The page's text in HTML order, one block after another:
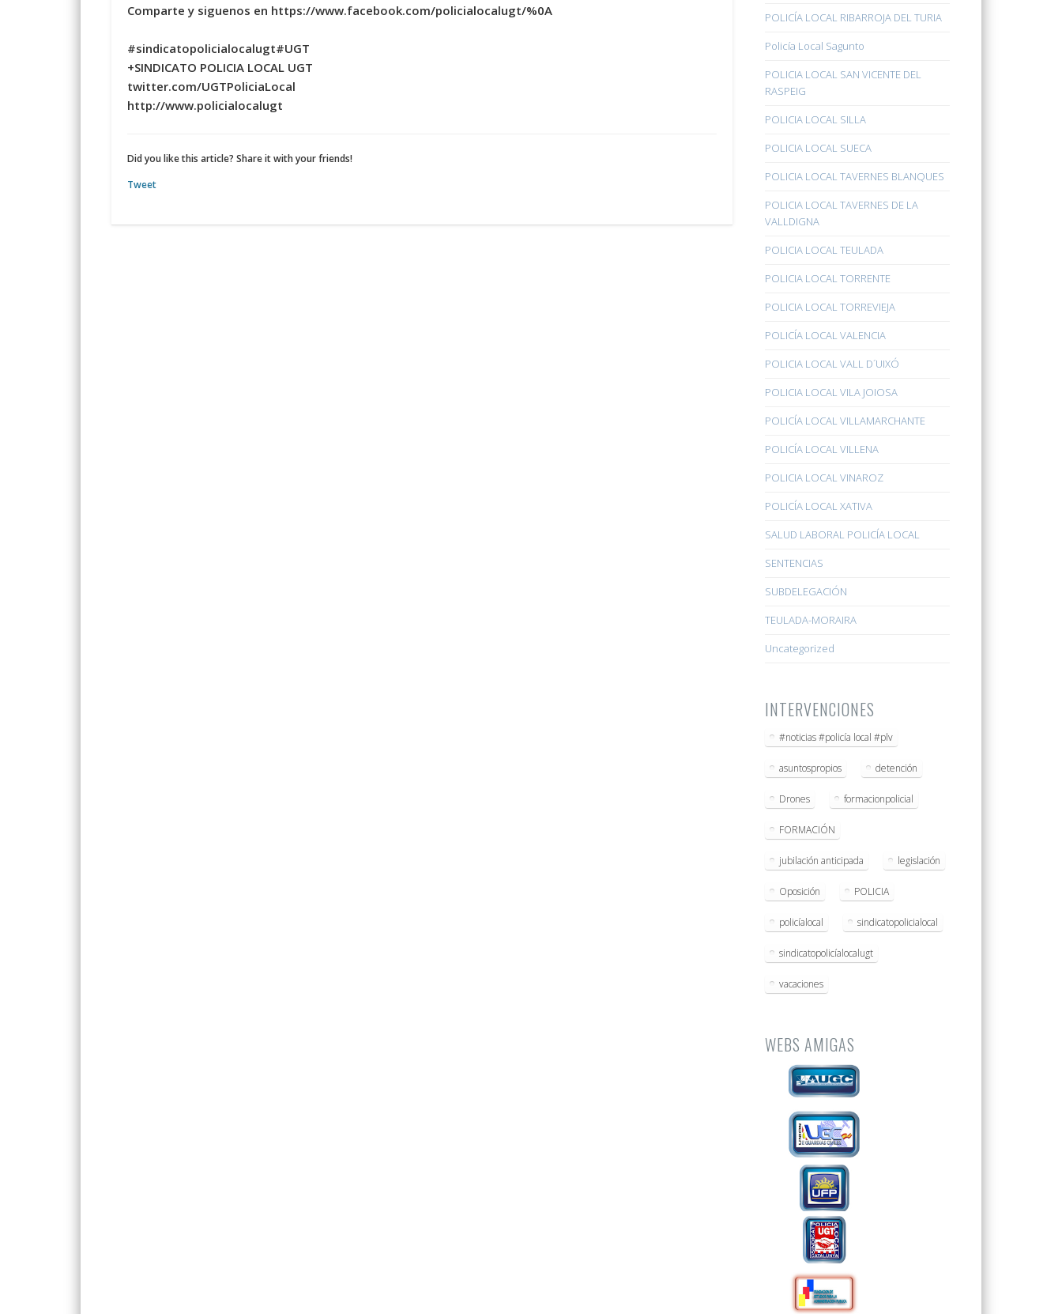
Comparte y siguenos en https://www.facebook.com/policialocalugt/%0A
#sindicatopolicialocalugt#UGT
+SINDICATO POLICIA LOCAL UGT
twitter.com/UGTPoliciaLocal
http://www.policialocalugt
Did you like this article? Share it with your friends!
Tweet
POLICÍA LOCAL RIBARROJA DEL TURIA
Policía Local Sagunto
POLICIA LOCAL SAN VICENTE DEL
RASPEIG
POLICIA LOCAL SILLA
POLICIA LOCAL SUECA
POLICIA LOCAL TAVERNES BLANQUES
POLICIA LOCAL TAVERNES DE LA
VALLDIGNA
POLICIA LOCAL TEULADA
POLICIA LOCAL TORRENTE
POLICIA LOCAL TORREVIEJA
POLICÍA LOCAL VALENCIA
POLICIA LOCAL VALL D´UIXÓ
POLICIA LOCAL VILA JOIOSA
POLICÍA LOCAL VILLAMARCHANTE
POLICÍA LOCAL VILLENA
POLICIA LOCAL VINAROZ
POLICÍA LOCAL XATIVA
SALUD LABORAL POLICÍA LOCAL
SENTENCIAS
SUBDELEGACIÓN
TEULADA-MORAIRA
Uncategorized
INTERVENCIONES
#noticias #policía local #plv
asuntospropios detención
Drones formacionpolicial
FORMACIÓN
jubilación anticipada legislación
Oposición POLICIA
policíalocal sindicatopolicialocal
sindicatopolicíalocalugt
vacaciones
WEBS AMIGAS